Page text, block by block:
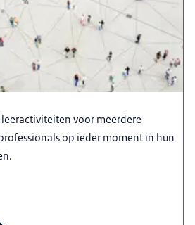
voor meerdere
op ieder moment in hun